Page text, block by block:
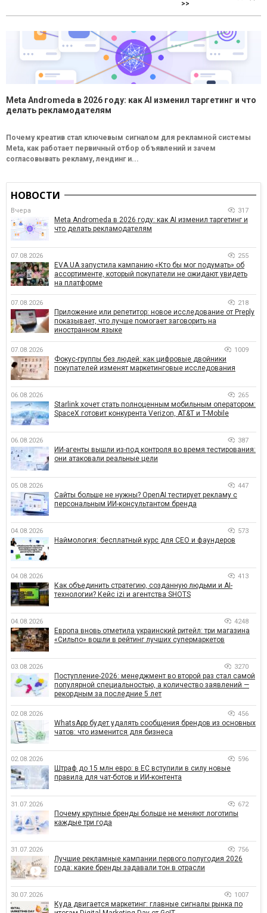
>>
Meta Andromeda в 2026 году: как AI изменил таргетинг и что
делать рекламодателям
Почему креатив стал ключевым сигналом для рекламной системы
Meta, как работает первичный отбор объявлений и зачем
согласовывать рекламу, лендинг и...
НОВОСТИ
Вчера 317
Meta Andromeda в 2026 году: как AI изменил таргетинг и
что делать рекламодателям
07.08.2026 255
EVA.UA запустила кампанию «Кто бы мог подумать» об
ассортименте, который покупатели не ожидают увидеть
на платформе
07.08.2026 218
Приложение или репетитор: новое исследование от Preply
показывает, что лучше помогает заговорить на
иностранном языке
07.08.2026 1009
Фокус-группы без людей: как цифровые двойники
покупателей изменят маркетинговые исследования
06.08.2026 265
Starlink хочет стать полноценным мобильным оператором:
SpaceX готовит конкурента Verizon, AT&T и T-Mobile
06.08.2026 387
ИИ-агенты вышли из-под контроля во время тестирования:
они атаковали реальные цели
05.08.2026 447
Сайты больше не нужны? OpenAI тестирует рекламу с
персональным ИИ-консультантом бренда
04.08.2026 573
Наймология: бесплатный курс для CEO и фаундеров
04.08.2026 413
Как объединить стратегию, созданную людьми и AI-
технологии? Кейс izi и агентства SHOTS
04.08.2026 4248
Европа вновь отметила украинский ритейл: три магазина
«Сильпо» вошли в рейтинг лучших супермаркетов
03.08.2026 3270
Поступление-2026: менеджмент во второй раз стал самой
популярной специальностью, а количество заявлений —
рекордным за последние 5 лет
02.08.2026 456
WhatsApp будет удалять сообщения брендов из основных
чатов: что изменится для бизнеса
02.08.2026 596
Штраф до 15 млн евро: в ЕС вступили в силу новые
правила для чат-ботов и ИИ-контента
31.07.2026 672
Почему крупные бренды больше не меняют логотипы
каждые три года
31.07.2026 756
Лучшие рекламные кампании первого полугодия 2026
года: какие бренды задавали тон в отрасли
30.07.2026 1007
Куда двигается маркетинг: главные сигналы рынка по